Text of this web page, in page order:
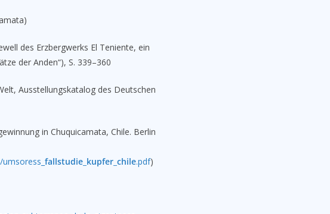
des Erzbergwerks El Teniente, ein
der Anden“), S. 339–360
Ausstellungskatalog des Deutschen
in Chuquicamata, Chile. Berlin
fallstudie_kupfer_chile.pdf)